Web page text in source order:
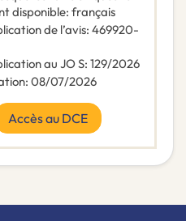
disponible: français
de l’avis: 469920-
au JO S: 129/2026
: 08/07/2026
Accès au DCE